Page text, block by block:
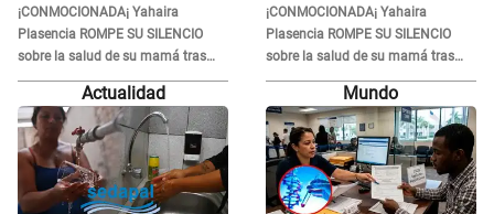
¡CONMOCIONADA¡ Yahaira
Plasencia ROMPE SU SILENCIO
sobre la salud de su mamá tras
APARECER en centro oncológico:
“La oración tiene poder”
¡CONMOCIONADA¡ Yahaira
Plasencia ROMPE SU SILENCIO
sobre la salud de su mamá tras
APARECER en centro oncológico:
“La oración tiene poder”
Actualidad Mundo